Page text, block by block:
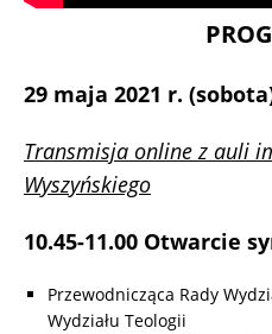
29 maja 2021 r.
Transmisja online z auli
Wyszyńskiego
10.45-11.00 Otwarcie
Przewodnicząca Rady
Wydziału Teologii